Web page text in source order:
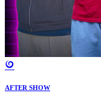
AFTER SHOW